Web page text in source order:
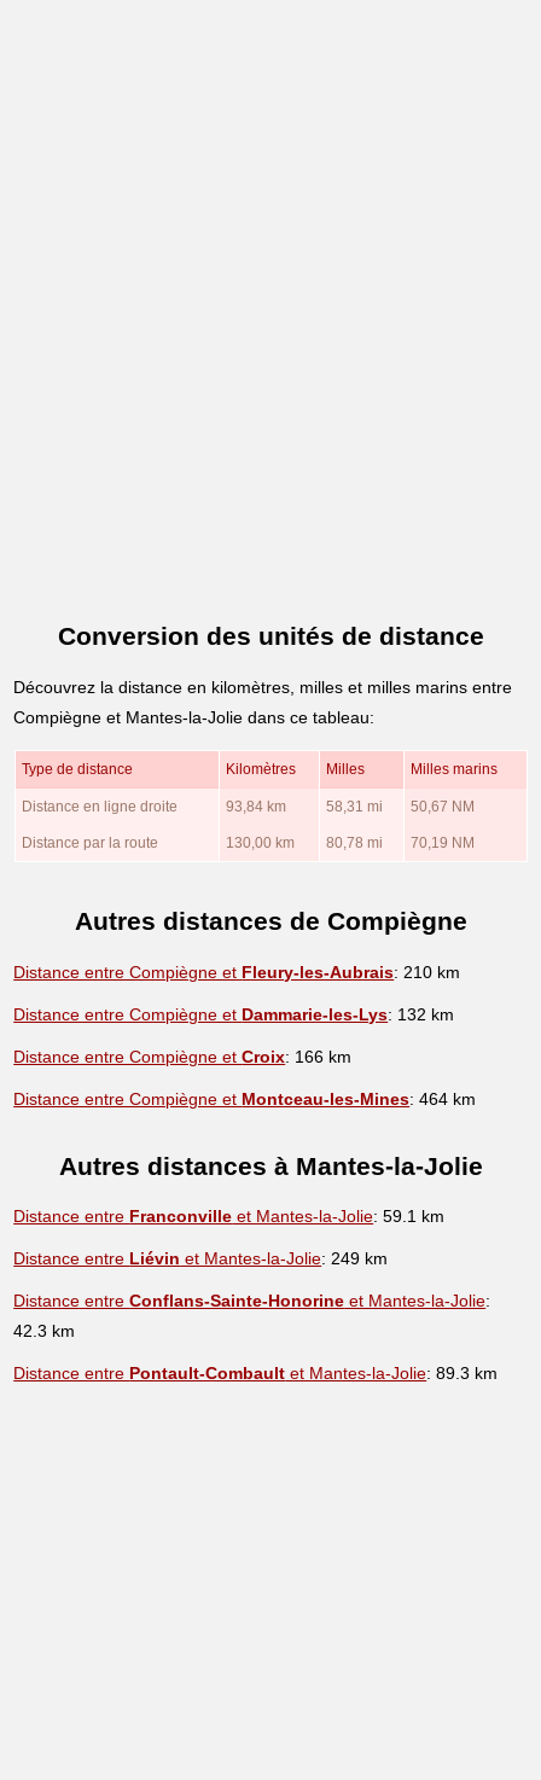
Conversion des unités de distance
Découvrez la distance en kilomètres, milles et milles marins entre
Compiègne et Mantes-la-Jolie dans ce tableau:
Type de distance Kilomètres Milles Milles marins
Distance en ligne droite 93,84 km 58,31 mi 50,67 NM
Distance par la route 130,00 km 80,78 mi 70,19 NM
Autres distances de Compiègne
Distance entre Compiègne et Fleury-les-Aubrais: 210 km
Distance entre Compiègne et Dammarie-les-Lys: 132 km
Distance entre Compiègne etCroix: 166 km
Distance entre Compiègne et Montceau-les-Mines: 464 km
Autres distances à Mantes-la-Jolie
Distance entre Franconville et Mantes-la-Jolie: 59.1 km
Distance entre Liévin et Mantes-la-Jolie: 249 km
Distance entreConflans-Sainte-Honorine et Mantes-la-Jolie:
42.3 km
Distance entre Pontault-Combault et Mantes-la-Jolie: 89.3 km